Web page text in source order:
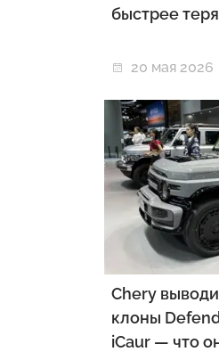
быстрее
20 мая 2026
Chery
клоны
iCaur — что